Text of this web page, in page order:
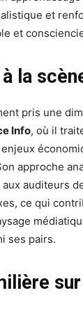
et
et
la
pris une
Info, où il
approche
auditeurs
ce qui
ses pairs.